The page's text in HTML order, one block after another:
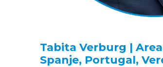
Tabita Verburg |
Spanje, Portugal,